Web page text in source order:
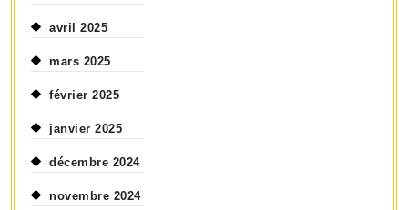
avril 2025
mars 2025
février 2025
janvier 2025
décembre 2024
novembre 2024